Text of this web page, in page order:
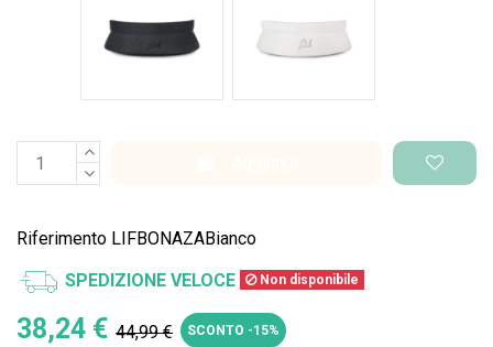
Riferimento LIFBONAZABianco
SPEDIZIONE VELOCE Non disponibile
38,24 € 44,99 € SCONTO -15%